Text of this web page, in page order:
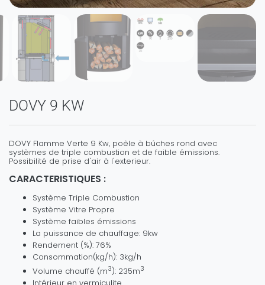
DOVY 9 KW
DOVY Flamme Verte 9 Kw, poêle à bûches rond avec
systèmes de triple combustion et de faible émissions.
Possibilité de prise d'air à l'exterieur.
CARACTERISTIQUES :
Système Triple Combustion
Système Vitre Propre
Système faibles émissions
La puissance de chauffage: 9kw
Rendement (%): 76%
Consommation(kg/h): 3kg/h
Volume chauffé (m3): 235m3